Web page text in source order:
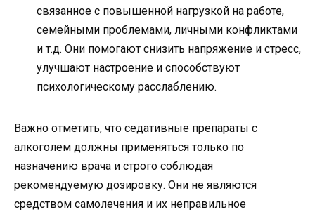
связанное с повышенной нагрузкой на работе,
семейными проблемами, личными конфликтами
и т.д. Они помогают снизить напряжение и стресс,
улучшают настроение и способствуют
психологическому расслаблению.
Важно отметить, что седативные препараты с
алкоголем должны применяться только по
назначению врача и строго соблюдая
рекомендуемую дозировку. Они не являются
средством самолечения и их неправильное